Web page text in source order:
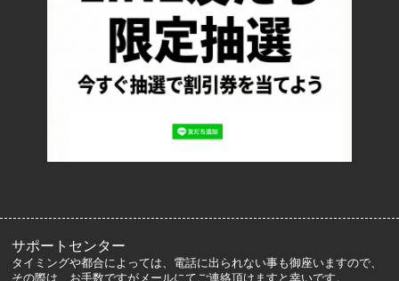
特定商取引法に基づく表記
プライバシーポリシー
ロッカーズについて
サポートセンター
タイミングや都合によっては、電話に出られない事も御座いますので、
その際は、お手数ですがメールにてご連絡頂けますと幸いです。